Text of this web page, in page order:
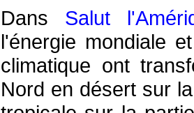
Dans Salut
l'énergie mondiale
climatique ont
Nord en désert sur